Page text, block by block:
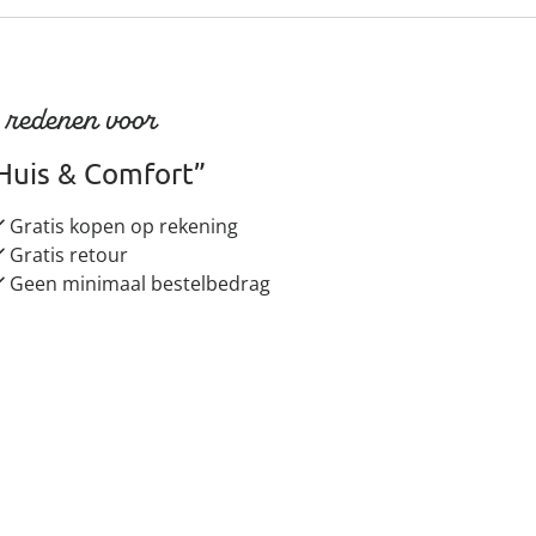
voor
& Comfort”
Gratis kopen op rekening
Gratis retour
Geen minimaal bestelbedrag